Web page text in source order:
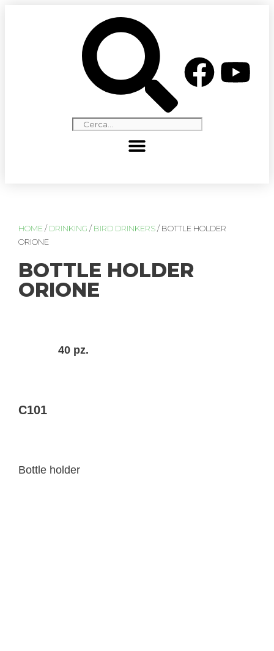
HOME / DRINKING / BIRD DRINKERS/ BOTTLE HOLDER
ORIONE
BOTTLE HOLDER
ORIONE
40 pz.
C101
Bottle holder